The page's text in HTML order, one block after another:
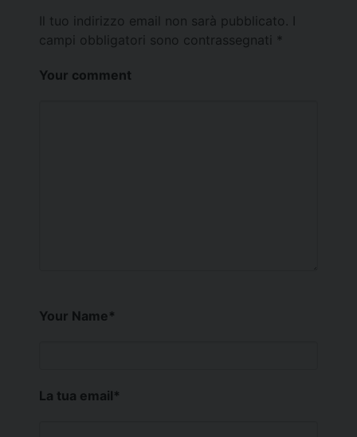
Il tuo indirizzo email non sarà pubblicato.
campi obbligatori sono contrassegnati *
Your comment
Your Name*
La tua email*